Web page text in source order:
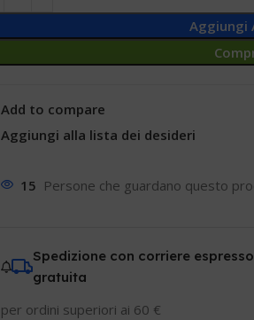
Aggiungi
Add to compare
Aggiungi alla lista dei desideri
15 Persone che guardano questo
Spedizione con corriere espresso
gratuita
per ordini superiori ai 60 €